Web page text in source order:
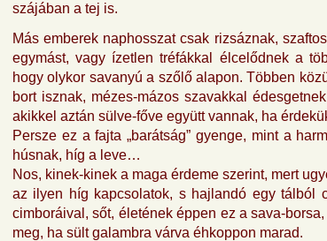
szájában a tej is.
Más emberek naphosszat csak rizsáznak,
egymást, vagy ízetlen tréfákkal élcelődnek a
hogy olykor savanyú a szőlő alapon. Többen
bort isznak, mézes-mázos szavakkal édesgetnek
akikkel aztán sülve-főve együtt vannak, ha
Persze ez a fajta „barátság” gyenge, mint a
húsnak, híg a leve…
Nos, kinek-kinek a maga érdeme szerint, mert
az ilyen híg kapcsolatok, s hajlandó egy tálból
cimboráival, sőt, életének éppen ez a sava-
meg, ha sült galambra várva éhkoppon marad.